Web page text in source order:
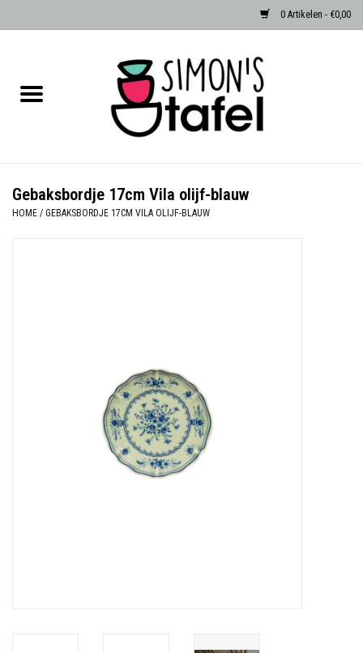
0 Artikelen - €0,00
Albast waxinehouders van Zenza
Gebaksbordje 17cm Vila olijf-blauw
HOME / GEBAKSBORDJE 17CM VILA OLIJF-BLAUW